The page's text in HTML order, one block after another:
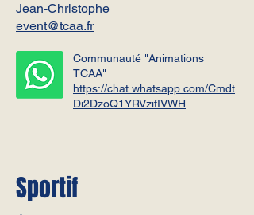
Jean-Christophe
event@tcaa.fr
Communauté "Animations
TCAA"
https://chat.whatsapp.com/Cmdt
Di2DzoQ1YRVzifIVWH
Sportif